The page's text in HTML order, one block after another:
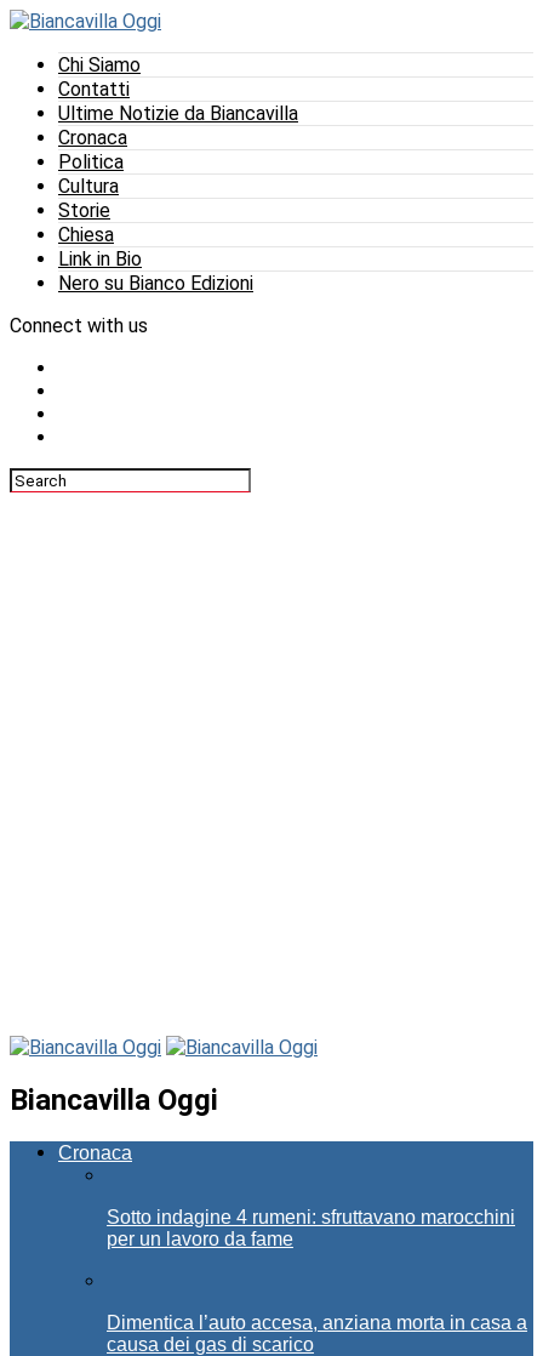
Chi Siamo
Contatti
Ultime Notizie da Biancavilla
Cronaca
Politica
Cultura
Storie
Chiesa
Link in Bio
Nero su Bianco Edizioni
Connect with us
Biancavilla Oggi
Cronaca
Sotto indagine 4 rumeni: sfruttavano marocchini
per un lavoro da fame
Dimentica l’auto accesa, anziana morta in casa a
causa dei gas di scarico